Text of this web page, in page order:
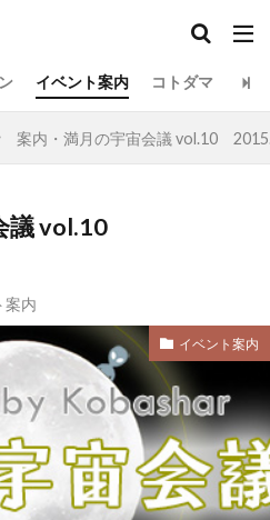
イベント案内 コトダマ
案内・満月の宇宙会議 vol.10
議 vol.10
案内
イベント案内
ント
イヤシロチ
ール・宇宙の法則
リトリート
ン 健康
動画
名古屋 地底人
子供
引き寄せの法則
愛
満月
石川県